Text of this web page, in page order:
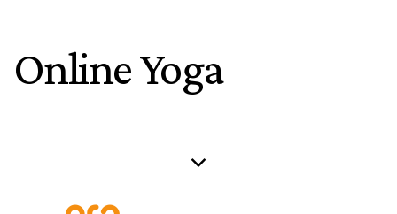
Online Yoga